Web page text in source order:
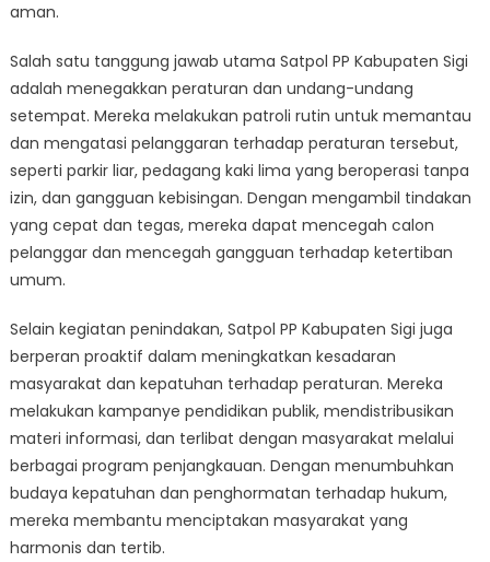
aman.
Salah satu tanggung jawab utama Satpol PP Kabupaten Sigi
adalah menegakkan peraturan dan undang-undang
setempat. Mereka melakukan patroli rutin untuk memantau
dan mengatasi pelanggaran terhadap peraturan tersebut,
seperti parkir liar, pedagang kaki lima yang beroperasi tanpa
izin, dan gangguan kebisingan. Dengan mengambil tindakan
yang cepat dan tegas, mereka dapat mencegah calon
pelanggar dan mencegah gangguan terhadap ketertiban
umum.
Selain kegiatan penindakan, Satpol PP Kabupaten Sigi juga
berperan proaktif dalam meningkatkan kesadaran
masyarakat dan kepatuhan terhadap peraturan. Mereka
melakukan kampanye pendidikan publik, mendistribusikan
materi informasi, dan terlibat dengan masyarakat melalui
berbagai program penjangkauan. Dengan menumbuhkan
budaya kepatuhan dan penghormatan terhadap hukum,
mereka membantu menciptakan masyarakat yang
harmonis dan tertib.